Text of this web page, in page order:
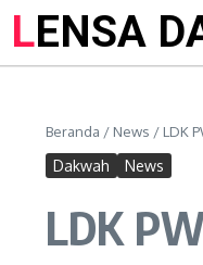
LENSA
Beranda / News / LDK
Dakwah News
LDK